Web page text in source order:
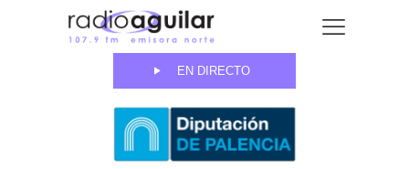
EN DIRECTO